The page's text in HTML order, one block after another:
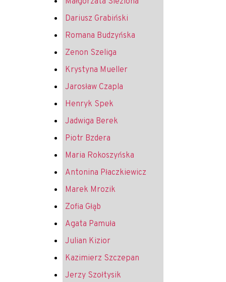
Dariusz Grabiński
Romana Budzyńska
Zenon Szeliga
Krystyna Mueller
Jarosław Czapla
Henryk Spek
Jadwiga Berek
Piotr Bzdera
Maria Rokoszyńska
Antonina Płaczkiewicz
Marek Mrozik
Zofia Głąb
Agata Pamuła
Julian Kizior
Kazimierz Szczepan
Jerzy Szołtysik